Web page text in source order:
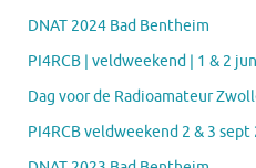
DNAT 2024 Bad Bentheim
PI4RCB | veldweekend | 1 & 2
Dag voor de Radioamateur
PI4RCB veldweekend 2 & 3 sept